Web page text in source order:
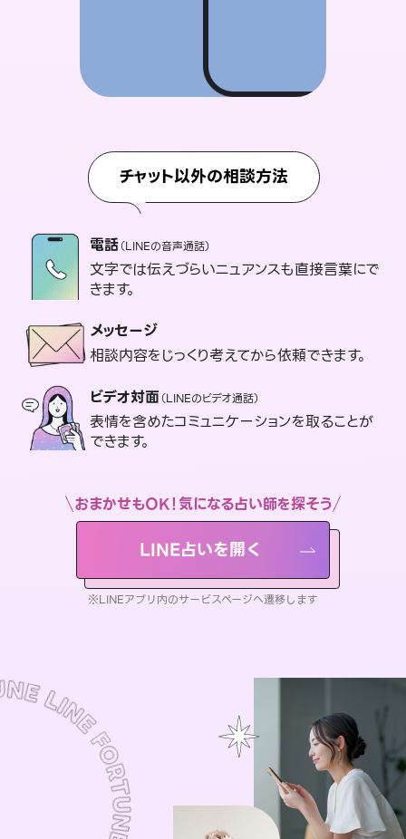
チャット以外の相談方法
電話（LINEの音声通話）
文字では伝えづらいニュアンスも直接言葉にで
きます。
メッセージ
相談内容をじっくり考えてから依頼できます。
ビデオ対面（LINEのビデオ通話）
表情を含めたコミュニケーションを取ることが
できます。
おまかせもOK！気になる占い師を探そう
LINE占いを開く
※LINEアプリ内のサービスページへ遷移します